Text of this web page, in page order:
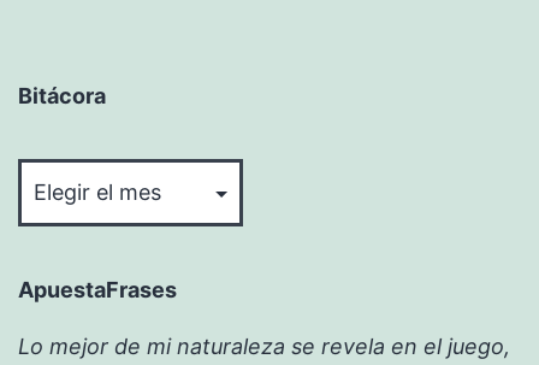
Bitácora
ApuestaFrases
Lo mejor de mi naturaleza se revela en el juego,